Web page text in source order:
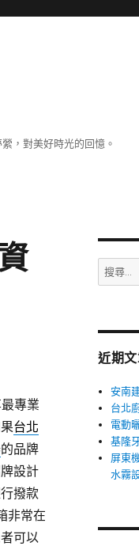
，對美好時光的回憶。
專業
台北
的品牌
設計
撥款
非常在
可以
搜
尋
字:
近期
安南
台北
電動
基隆
屏東
水霧